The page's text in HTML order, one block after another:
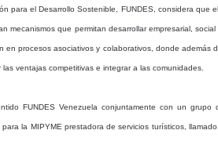
para el Desarrollo Sostenible, FUNDES, considera
mecanismos que permitan desarrollar empresarial,
en procesos asociativos y colaborativos, donde además
las ventajas competitivas e integrar a las comunidades.
FUNDES Venezuela conjuntamente con un
para la MIPYME prestadora de servicios turísticos,